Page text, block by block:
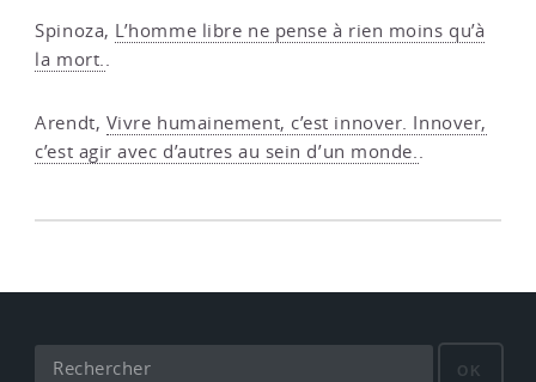
Spinoza, L’homme libre ne pense à rien moins qu’à
la mort..
Arendt, Vivre humainement, c’est innover. Innover,
c’est agir avec d’autres au sein d’un monde..
OK